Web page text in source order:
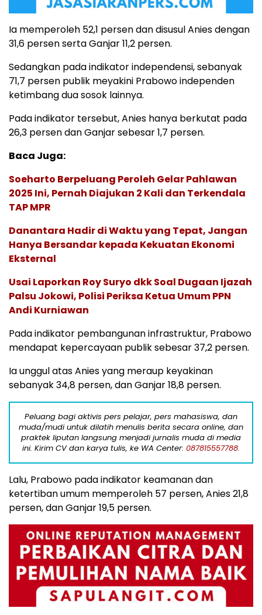
Ia memperoleh 52,1 persen dan disusul Anies dengan
31,6 persen serta Ganjar 11,2 persen.
Sedangkan pada indikator independensi, sebanyak
71,7 persen publik meyakini Prabowo independen
ketimbang dua sosok lainnya.
Pada indikator tersebut, Anies hanya berkutat pada
26,3 persen dan Ganjar sebesar 1,7 persen.
Baca Juga:
Soeharto Berpeluang Peroleh Gelar Pahlawan
2025 Ini, Pernah Diajukan 2 Kali dan Terkendala
TAP MPR
Danantara Hadir di Waktu yang Tepat, Jangan
Hanya Bersandar kepada Kekuatan Ekonomi
Eksternal
Usai Laporkan Roy Suryo dkk Soal Dugaan Ijazah
Palsu Jokowi, Polisi Periksa Ketua Umum PPN
Andi Kurniawan
Pada indikator pembangunan infrastruktur, Prabowo
mendapat kepercayaan publik sebesar 37,2 persen.
Ia unggul atas Anies yang meraup keyakinan
sebanyak 34,8 persen, dan Ganjar 18,8 persen.
Peluang bagi aktivis pers pelajar, pers mahasiswa, dan
muda/mudi untuk dilatih menulis berita secara online, dan
praktek liputan langsung menjadi jurnalis muda di media
ini. Kirim CV dan karya tulis, ke WA Center: 087815557788.
Lalu, Prabowo pada indikator keamanan dan
ketertiban umum memperoleh 57 persen, Anies 21,8
persen, dan Ganjar 19,5 persen.